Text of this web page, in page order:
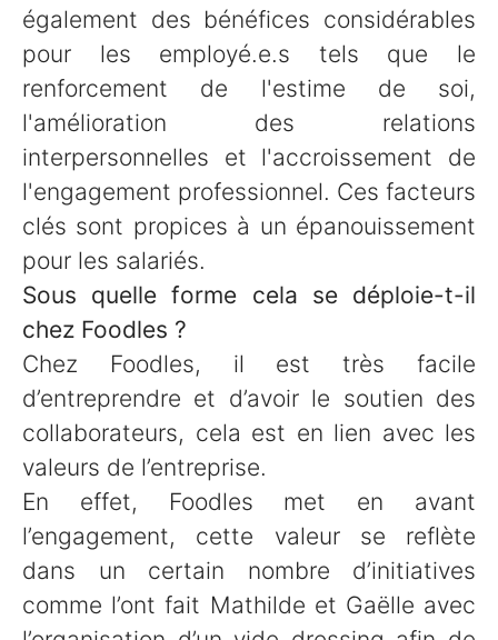
également des bénéfices considérables
pour les employé.e.s tels que le
renforcement de l'estime de soi,
l'amélioration des relations
interpersonnelles et l'accroissement de
l'engagement professionnel. Ces facteurs
clés sont propices à un épanouissement
pour les salariés.
Sous quelle forme cela se déploie-t-il
chez Foodles ?
Chez Foodles, il est très facile
d’entreprendre et d’avoir le soutien des
collaborateurs, cela est en lien avec les
valeurs de l’entreprise.
En effet, Foodles met en avant
l’engagement, cette valeur se reflète
dans un certain nombre d’initiatives
comme l’ont fait Mathilde et Gaëlle avec